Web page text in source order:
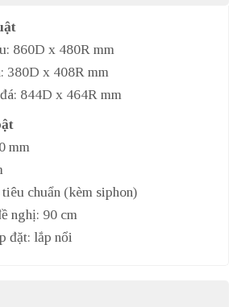
860D x 480R mm
380D x 408R mm
844D x 464R mm
mm
chuẩn (kèm siphon)
nghị: 90 cm
đặt: lắp nổi